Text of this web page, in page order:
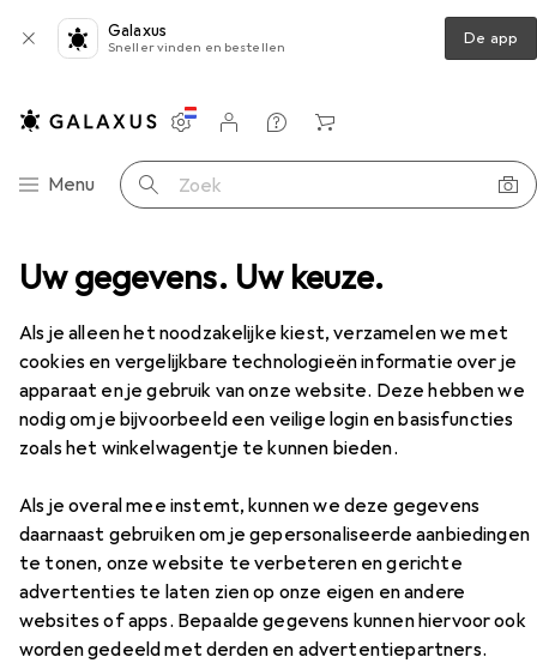
Uw gegevens. Uw keuze.
Als je alleen het noodzakelijke kiest, verzamelen we met
cookies en vergelijkbare technologieën informatie over je
apparaat en je gebruik van onze website. Deze hebben we
nodig om je bijvoorbeeld een veilige login en basisfuncties
zoals het winkelwagentje te kunnen bieden.
Als je overal mee instemt, kunnen we deze gegevens
daarnaast gebruiken om je gepersonaliseerde aanbiedingen
te tonen, onze website te verbeteren en gerichte
advertenties te laten zien op onze eigen en andere
websites of apps. Bepaalde gegevens kunnen hiervoor ook
worden gedeeld met derden en advertentiepartners.
Galaxus
Sneller vinden en bestellen De app
Categorie navigatie
Menu Zoek op
Instellingen
Klantenaccount
Produktvergelijking
Verlanglijstje
Winkelmandje
+ Muizen Muis MadCatz R.A.T. DWS
EUR
129,–
MadCatzR.A.T. DWS
Draadloze
Accessoires voor MadCatz R.A.T.
DWS